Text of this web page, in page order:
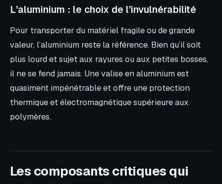
L’aluminium : le choix de l’invulnérabilité
Pour transporter du matériel fragile ou de grande
valeur, l’aluminium reste la référence. Bien qu’il soit
plus lourd et sujet aux rayures ou aux petites bosses,
il ne se fend jamais. Une valise en aluminium est
quasiment impénétrable et offre une protection
thermique et électromagnétique supérieure aux
polymères.
Les composants critiques qui